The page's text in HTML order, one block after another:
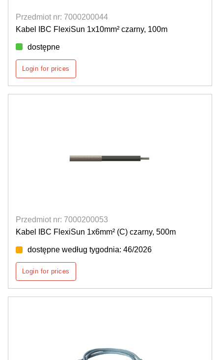
Przedmiot nr: 7000200044
Kabel IBC FlexiSun 1x10mm² czarny, 100m
dostępne
Login for prices
Przedmiot nr: 7000200053
Kabel IBC FlexiSun 1x6mm² (C) czarny, 500m
dostępne według tygodnia: 46/2026
Login for prices